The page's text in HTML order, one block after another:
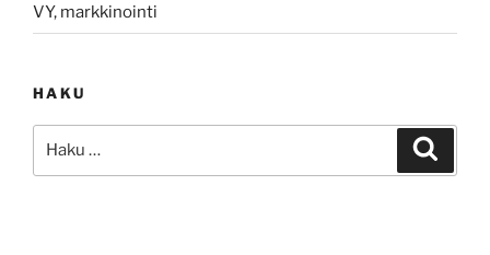
VY, markkinointi
HAKU